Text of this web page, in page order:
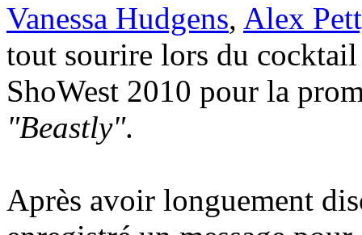
Vanessa Hudgens, Alex
tout sourire lors du
ShoWest 2010 pour la
"Beastly".
Après avoir longuement